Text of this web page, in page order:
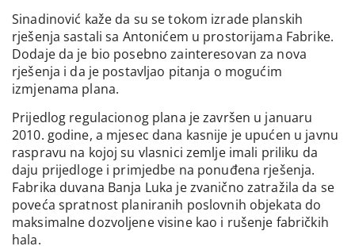
Sinadinović kaže da su se tokom izrade planskih
rješenja sastali sa Antonićem u prostorijama Fabrike.
Dodaje da je bio posebno zainteresovan za nova
rješenja i da je postavljao pitanja o mogućim
izmjenama plana.
Prijedlog regulacionog plana je završen u januaru
2010. godine, a mjesec dana kasnije je upućen u javnu
raspravu na kojoj su vlasnici zemlje imali priliku da
daju prijedloge i primjedbe na ponuđena rješenja.
Fabrika duvana Banja Luka je zvanično zatražila da se
poveća spratnost planiranih poslovnih objekata do
maksimalne dozvoljene visine kao i rušenje fabričkih
hala.